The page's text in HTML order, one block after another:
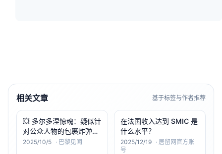
相关文章 基于标签与作者推荐
💥 多尔多涅惊魂：疑似针
对公众人物的包裹炸弹爆
炸，无人受伤
2025/10/5 · 巴黎见闻
在法国收入达到 SMIC 是
什么水平？
2025/12/19 · 居留网官方账
号